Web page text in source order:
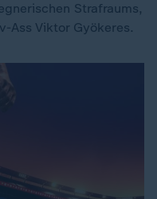
Strafraums,
Ass Viktor Gyökeres.